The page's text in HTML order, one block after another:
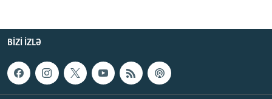
BIZI IZLƏ